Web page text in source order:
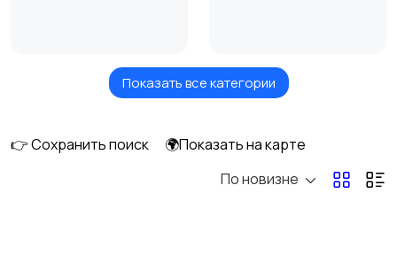
Видеонаблюдение Объективы
Показать все категории
👉 Сохранить поиск
🌍Показать на карте
По новизне